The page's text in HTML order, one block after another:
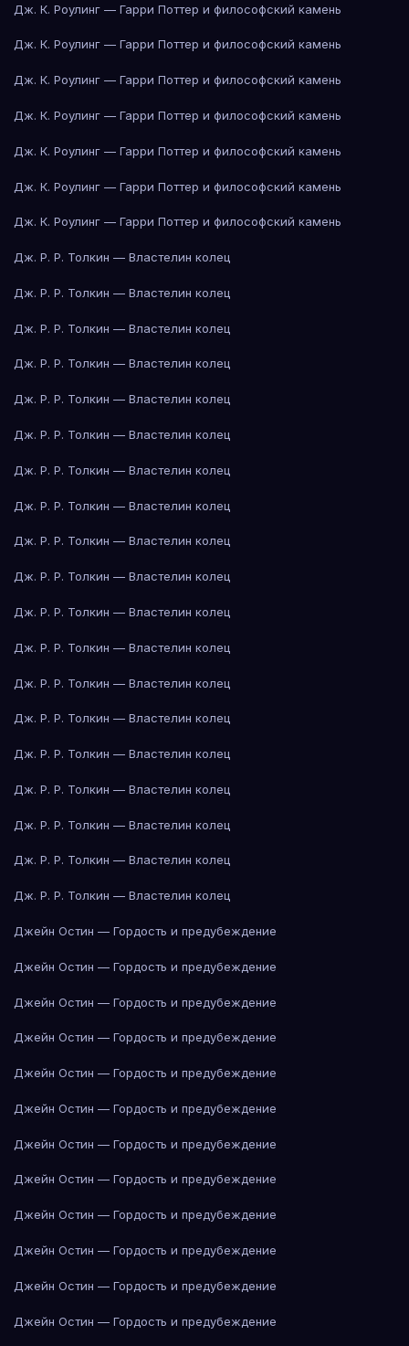
Дж. К. Роулинг — Гарри Поттер и философский камень
Дж. К. Роулинг — Гарри Поттер и философский камень
Дж. К. Роулинг — Гарри Поттер и философский камень
Дж. К. Роулинг — Гарри Поттер и философский камень
Дж. К. Роулинг — Гарри Поттер и философский камень
Дж. К. Роулинг — Гарри Поттер и философский камень
Дж. К. Роулинг — Гарри Поттер и философский камень
Дж. Р. Р. Толкин — Властелин колец
Дж. Р. Р. Толкин — Властелин колец
Дж. Р. Р. Толкин — Властелин колец
Дж. Р. Р. Толкин — Властелин колец
Дж. Р. Р. Толкин — Властелин колец
Дж. Р. Р. Толкин — Властелин колец
Дж. Р. Р. Толкин — Властелин колец
Дж. Р. Р. Толкин — Властелин колец
Дж. Р. Р. Толкин — Властелин колец
Дж. Р. Р. Толкин — Властелин колец
Дж. Р. Р. Толкин — Властелин колец
Дж. Р. Р. Толкин — Властелин колец
Дж. Р. Р. Толкин — Властелин колец
Дж. Р. Р. Толкин — Властелин колец
Дж. Р. Р. Толкин — Властелин колец
Дж. Р. Р. Толкин — Властелин колец
Дж. Р. Р. Толкин — Властелин колец
Дж. Р. Р. Толкин — Властелин колец
Дж. Р. Р. Толкин — Властелин колец
Джейн Остин — Гордость и предубеждение
Джейн Остин — Гордость и предубеждение
Джейн Остин — Гордость и предубеждение
Джейн Остин — Гордость и предубеждение
Джейн Остин — Гордость и предубеждение
Джейн Остин — Гордость и предубеждение
Джейн Остин — Гордость и предубеждение
Джейн Остин — Гордость и предубеждение
Джейн Остин — Гордость и предубеждение
Джейн Остин — Гордость и предубеждение
Джейн Остин — Гордость и предубеждение
Джейн Остин — Гордость и предубеждение